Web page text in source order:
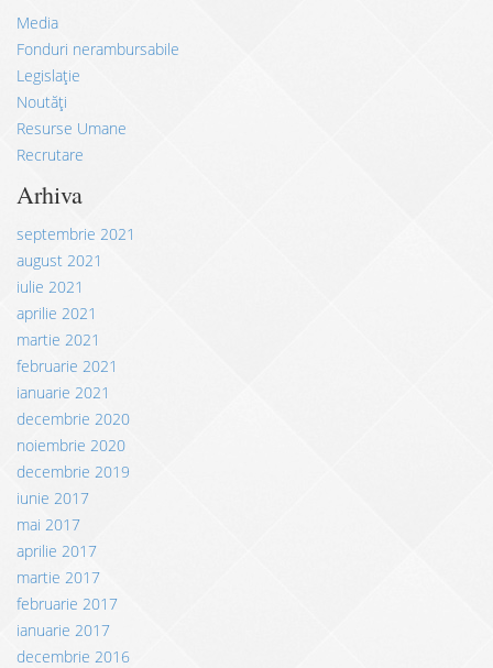
Media
Fonduri nerambursabile
Legislație
Noutăți
Resurse Umane
Recrutare
Arhiva
septembrie 2021
august 2021
iulie 2021
aprilie 2021
martie 2021
februarie 2021
ianuarie 2021
decembrie 2020
noiembrie 2020
decembrie 2019
iunie 2017
mai 2017
aprilie 2017
martie 2017
februarie 2017
ianuarie 2017
decembrie 2016